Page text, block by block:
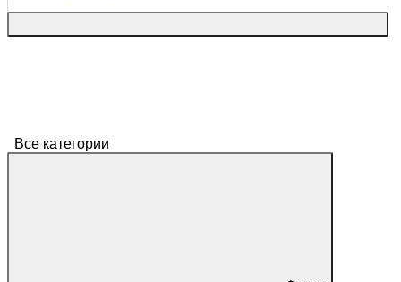
Все категории